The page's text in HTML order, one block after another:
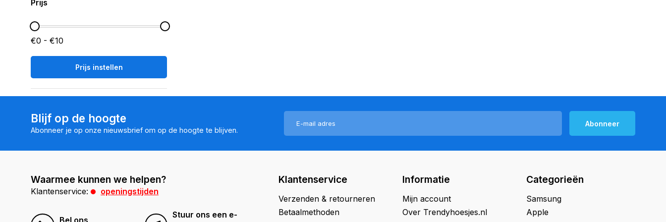
Prijs
€0 - €10
Prijs instellen
Blijf op de hoogte
Abonneer je op onze nieuwsbrief om op de hoogte te blijven.
Abonneer
Waarmee kunnen we helpen?
Klantenservice: openingstijden
Bel ons
Stuur ons een e-
Klantenservice
Verzenden & retourneren
Betaalmethoden
Informatie
Mijn account
Over Trendyhoesjes.nl
Categorieën
Samsung
Apple